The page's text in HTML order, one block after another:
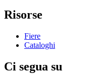
Risorse
Fiere
Cataloghi
Ci segua su